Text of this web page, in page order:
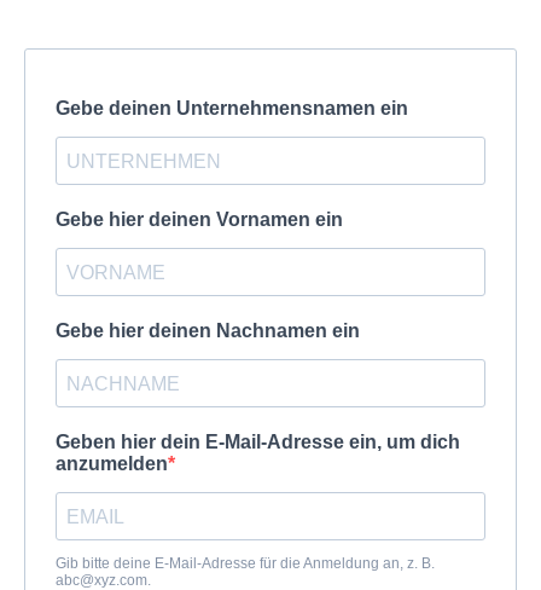
Gebe deinen Unternehmensnamen ein
Gebe hier deinen Vornamen ein
Gebe hier deinen Nachnamen ein
Geben hier dein E-Mail-Adresse ein, um dich
anzumelden
Gib bitte deine E-Mail-Adresse für die Anmeldung an, z. B.
abc@xyz.com.